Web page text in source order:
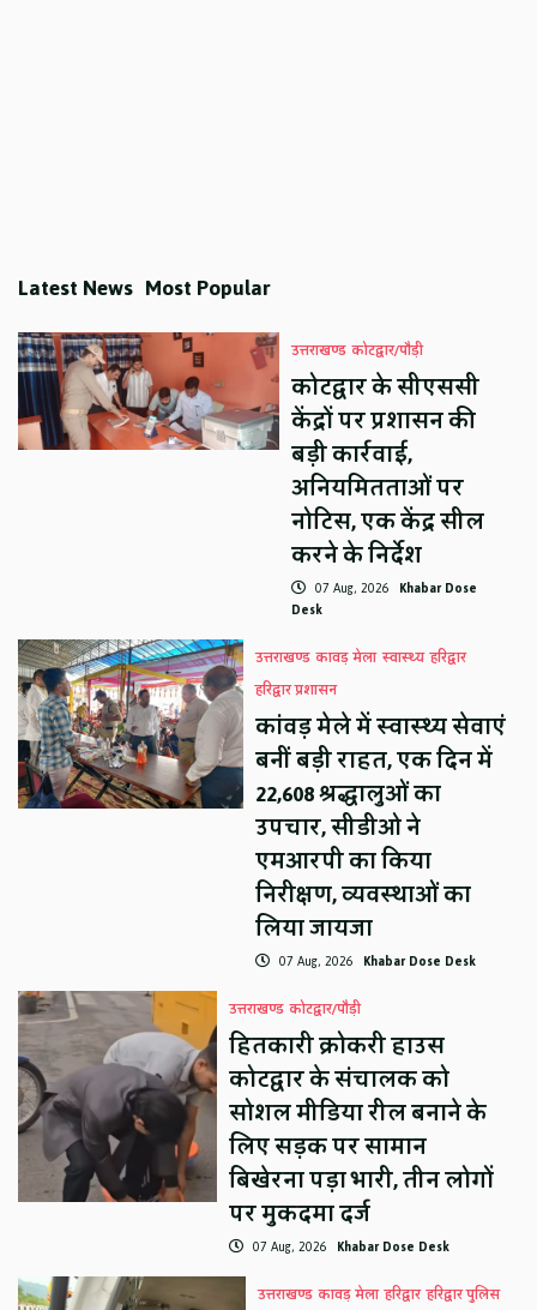
Latest News Most Popular
उत्तराखण्ड कोटद्वार/पौड़ी
कोटद्वार के सीएससी
केंद्रों पर प्रशासन की
बड़ी कार्रवाई,
अनियमितताओं पर
नोटिस, एक केंद्र सील
करने के निर्देश
07 Aug, 2026 Khabar Dose
Desk
उत्तराखण्ड कावड़ मेला स्वास्थ्य हरिद्वार
हरिद्वार प्रशासन
कांवड़ मेले में स्वास्थ्य सेवाएं
बनीं बड़ी राहत, एक दिन में
22,608 श्रद्धालुओं का
उपचार, सीडीओ ने
एमआरपी का किया
निरीक्षण, व्यवस्थाओं का
लिया जायजा
07 Aug, 2026 Khabar Dose Desk
उत्तराखण्ड कोटद्वार/पौड़ी
हितकारी क्रोकरी हाउस
कोटद्वार के संचालक को
सोशल मीडिया रील बनाने के
लिए सड़क पर सामान
बिखेरना पड़ा भारी, तीन लोगों
पर मुकदमा दर्ज
07 Aug, 2026 Khabar Dose Desk
उत्तराखण्ड कावड़ मेला हरिद्वार हरिद्वार पुलिस